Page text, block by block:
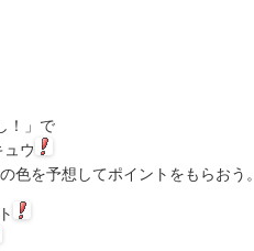
！」で
ウ
色を予想してポイントをもらおう。